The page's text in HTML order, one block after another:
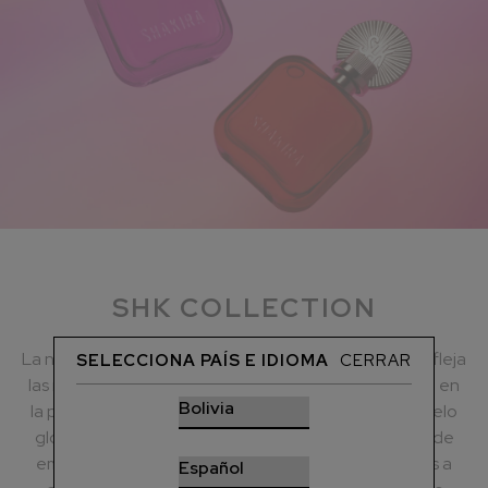
SELECCIONA PAÍS E IDIOMA CERRAR
SHK COLLECTION
La nueva SHAKIRA Collection de Shakira Perfumes refleja
las múltiples facetas de la mujer moderna y se inspira en
la propia artista. Shakira se ha convertido en un modelo
global de feminidad atrevida, de energía creativa y de
empoderamiento. La Colección inspira a las mujeres a